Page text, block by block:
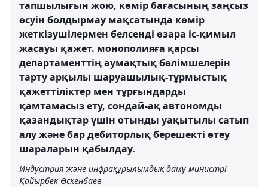
тапшылығын жою, көмір бағасының заңсыз
өсуін болдырмау мақсатында көмір
жеткізушілермен белсенді өзара іс-қимыл
жасауы қажет. монополияға қарсы
департаменттің аумақтық бөлімшелерін
тарту арқылы шаруашылық-тұрмыстық
қажеттіліктер мен тұрғындарды
қамтамасыз ету, сондай-ақ автономды
қазандықтар үшін отынды уақытылы сатып
алу және бар дебиторлық берешекті өтеу
шараларын қабылдау.
Индустрия және инфрақұрылымдық даму министрі
Қайырбек Өскенбаев